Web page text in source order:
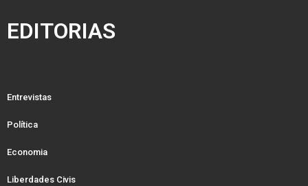
EDITORIAS
Entrevistas
Política
Economia
Liberdades Civis